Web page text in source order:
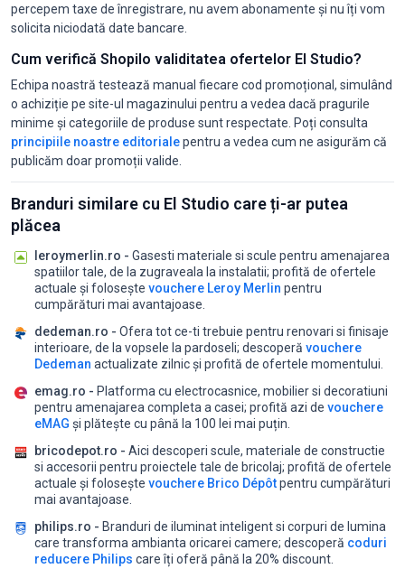
percepem taxe de înregistrare, nu avem abonamente și nu îți vom
solicita niciodată date bancare.
Cum verifică Shopilo validitatea ofertelor El Studio?
Echipa noastră testează manual fiecare cod promoțional, simulând
o achiziție pe site-ul magazinului pentru a vedea dacă pragurile
minime și categoriile de produse sunt respectate. Poți consulta
principiile noastre editorialepentru a vedea cum ne asigurăm că
publicăm doar promoții valide.
Branduri similare cu El Studio care ți-ar putea
plăcea
leroymerlin.ro - Gasesti materiale si scule pentru amenajarea
spatiilor tale, de la zugraveala la instalatii; profită de ofertele
actuale și folosește vouchere Leroy Merlin pentru
cumpărături mai avantajoase.
dedeman.ro - Ofera tot ce-ti trebuie pentru renovari si finisaje
interioare, de la vopsele la pardoseli; descoperă vouchere
Dedeman actualizate zilnic și profită de ofertele momentului.
emag.ro - Platforma cu electrocasnice, mobilier si decoratiuni
pentru amenajarea completa a casei; profită azi de vouchere
eMAG și plătește cu până la 100 lei mai puțin.
bricodepot.ro - Aici descoperi scule, materiale de constructie
si accesorii pentru proiectele tale de bricolaj; profită de ofertele
actuale și folosește vouchere Brico Dépôtpentru cumpărături
mai avantajoase.
philips.ro - Branduri de iluminat inteligent si corpuri de lumina
care transforma ambianta oricarei camere; descoperă coduri
reducere Philips care îți oferă până la 20% discount.